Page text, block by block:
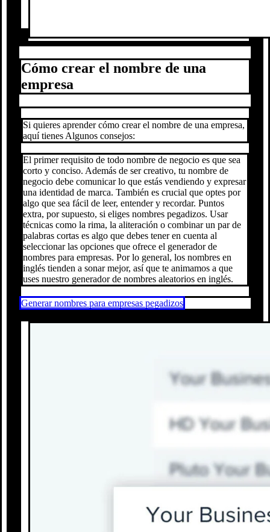
Cómo crear el nombre de una
empresa
Si quieres aprender cómo crear el nombre de una empresa,
aquí tienes Algunos consejos:
El primer requisito de todo nombre de negocio es que sea
corto y conciso. Además de ser creativo, tu nombre de
negocio debe comunicar lo que estás vendiendo y expresar
una identidad de marca. También es crucial que optes por
algo que sea fácil de leer, entender y recordar. Puntos
extra, por supuesto, si eliges nombres pegadizos. Usar
técnicas como la rima, la aliteración o combinar un par de
palabras cortas es algo que debes tener en cuenta al
seleccionar las opciones que ofrece el generador de
nombres para empresas. Por lo general, los nombres en
inglés tienden a sonar mejor, así que te animamos a que
uses nuestro generador de nombres aleatorios en inglés.
Generar nombres para empresas pegadizos